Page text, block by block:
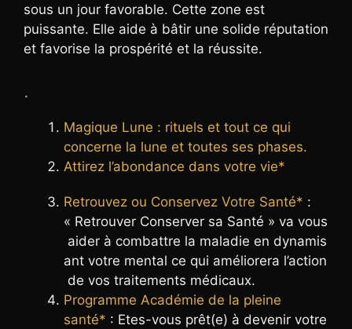
sous un jour favorable. Cette zone est
puissante. Elle aide à bâtir une solide réputation
et favorise la prospérité et la réussite.
.
Magique Lune : rituels et tout ce qui
concerne la lune et toutes ses phases.
Attirez l’abondance dans votre vie*
Retrouvez ou Conservez Votre Santé* :
« Retrouver Conserver sa Santé » va vous
aider à combattre la maladie en dynamis
ant votre mental ce qui améliorera l’action
de vos traitements médicaux.
Programme Académie de la pleine
santé* : Etes-vous prêt(e) à devenir votre